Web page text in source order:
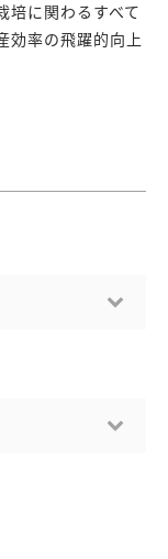
培に関わるすべて
効率の飛躍的向上